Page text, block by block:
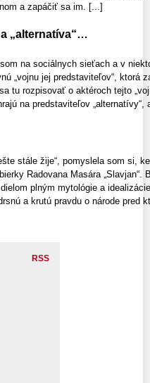
a zapáčiť sa im. [...]
„alternatíva“…
na sociálnych sieťach a v
„vojnu jej predstaviteľov“, ktorá
tu rozpisovať o aktéroch tejto
na predstaviteľov „alternatívy“,
stále žije“, pomyslela som si,
Radovana Masára „Slavjan“.
plným mytológie a
a krutú pravdu o národe pred
RSS